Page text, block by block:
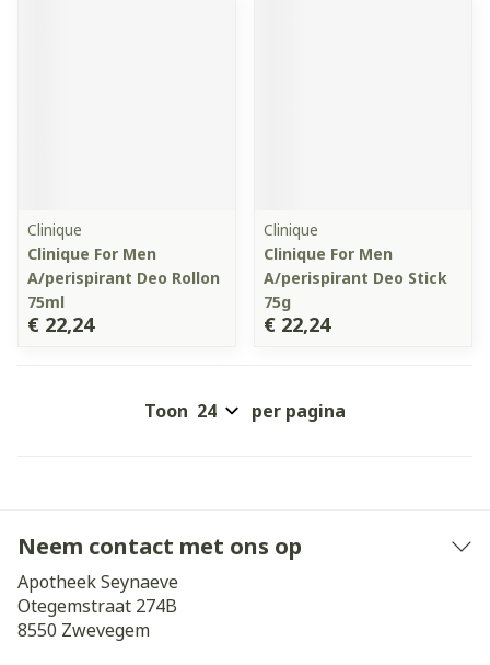
Clinique
Clinique For Men
A/perispirant Deo Rollon
75ml
€ 22,24
Clinique
Clinique For Men
A/perispirant Deo Stick
75g
€ 22,24
Toon per pagina
Neem contact met ons op
Apotheek Seynaeve
Otegemstraat 274B
8550 Zwevegem